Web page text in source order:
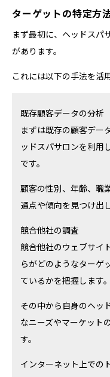
ターゲットの特定方
まず最初に、ヘッドスパ
があります。
これには以下の手法を活
既存顧客データの分析
まずは既存の顧客デー
ッドスパサロンを利用
です。
顧客の性別、年齢、職
通点や傾向を見つけ出
競合他社の調査
競合他社のウェブサイ
らがどのようなターゲ
ているかを把握します。
その中から自身のヘッ
なニーズやマーケット
す。
インターネット上での